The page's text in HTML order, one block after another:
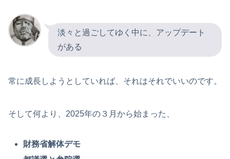
淡々と過ごしてゆく中に、アップデート
がある
常に成長しようとしていれば、それはそれでいいのです。
そして何より、2025年の３月から始まった、
財務省解体デモ